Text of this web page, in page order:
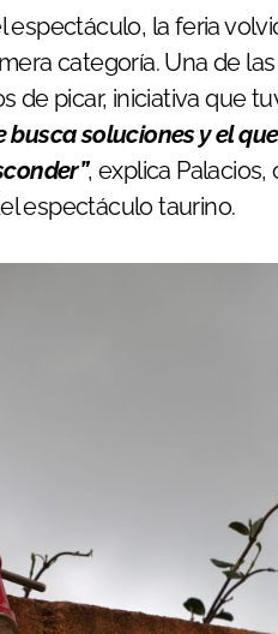
espectáculo, la feria
categoría. Una de
de picar, iniciativa que
busca soluciones y el
, explica
espectáculo taurino.